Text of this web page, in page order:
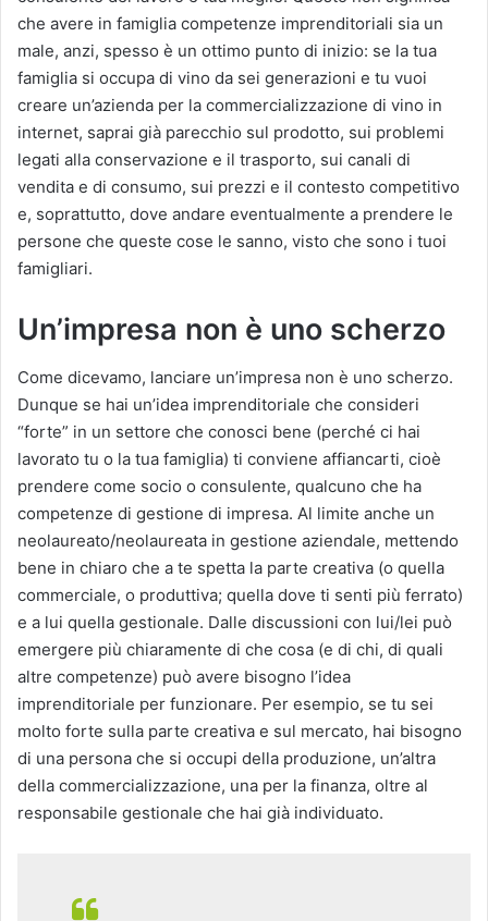
che avere in famiglia competenze imprenditoriali sia un
male, anzi, spesso è un ottimo punto di inizio: se la tua
famiglia si occupa di vino da sei generazioni e tu vuoi
creare un’azienda per la commercializzazione di vino in
internet, saprai già parecchio sul prodotto, sui problemi
legati alla conservazione e il trasporto, sui canali di
vendita e di consumo, sui prezzi e il contesto competitivo
e, soprattutto, dove andare eventualmente a prendere le
persone che queste cose le sanno, visto che sono i tuoi
famigliari.
Un’impresa non è uno scherzo
Come dicevamo, lanciare un’impresa non è uno scherzo.
Dunque se hai un’idea imprenditoriale che consideri
“forte” in un settore che conosci bene (perché ci hai
lavorato tu o la tua famiglia) ti conviene affiancarti, cioè
prendere come socio o consulente, qualcuno che ha
competenze di gestione di impresa. Al limite anche un
neolaureato/neolaureata in gestione aziendale, mettendo
bene in chiaro che a te spetta la parte creativa (o quella
commerciale, o produttiva; quella dove ti senti più ferrato)
e a lui quella gestionale. Dalle discussioni con lui/lei può
emergere più chiaramente di che cosa (e di chi, di quali
altre competenze) può avere bisogno l’idea
imprenditoriale per funzionare. Per esempio, se tu sei
molto forte sulla parte creativa e sul mercato, hai bisogno
di una persona che si occupi della produzione, un’altra
della commercializzazione, una per la finanza, oltre al
responsabile gestionale che hai già individuato.